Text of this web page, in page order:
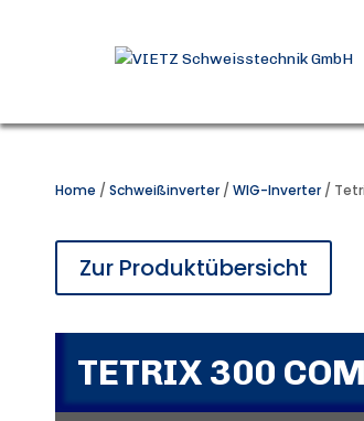
Home / Schweißinverter / WIG-Inverter /
Zur Produktübersicht
TETRIX 300